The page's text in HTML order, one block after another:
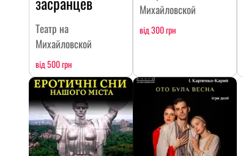
Театр на
Михайловской
від 500 грн
Михайловской
від 300 грн